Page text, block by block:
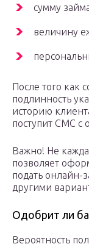
сумму
величину
После того как
подлинность
историю
поступит СМС с
Важно! Не
позволяет
подать онлайн-
другими
Одобрит ли
Вероятность